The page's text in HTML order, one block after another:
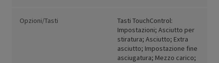
Opzioni/Tasti
Tasti TouchControl:
Impostazioni; Asciutto per
stiratura; Asciutto; Extra
asciutto; Impostazione fine
asciugatura; Mezzo carico;